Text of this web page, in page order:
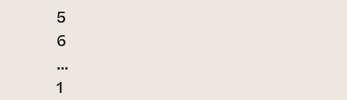
5
6
...
1